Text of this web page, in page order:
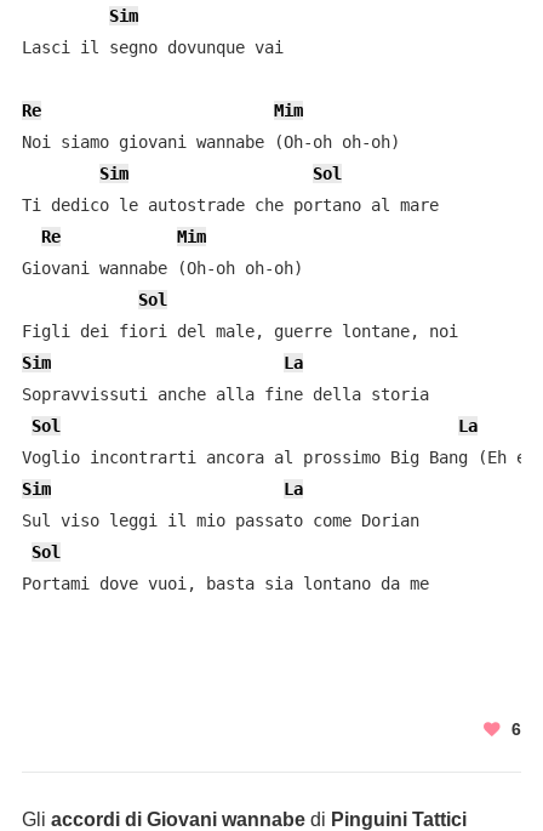
Sim
Lasci il segno dovunque vai
Re
Mim
Noi siamo giovani wannabe (Oh-oh oh-oh)
Sim
Sol
Ti dedico le autostrade che portano al mare
Re
Mim
Giovani wannabe (Oh-oh oh-oh)
Sol
Sim
La
Sopravvissuti anche alla fine della storia
Sol
La
Sim
La
Sul viso leggi il mio passato come Dorian
Sol
Portami dove vuoi, basta sia lontano da me
6
Gli accordi di Giovani wannabedi Pinguini Tattici